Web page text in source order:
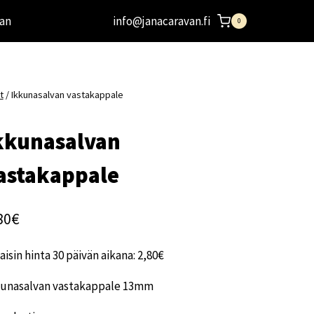
info@janacaravan.fi 0
/Ikkunasalvan vastakappale
€
hinta 30 päivän aikana: 2,80€
vastakappale 13mm